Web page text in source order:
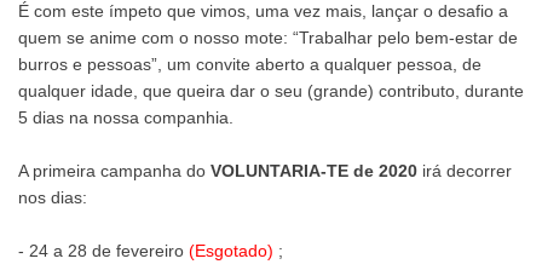
É com este ímpeto que vimos, uma vez mais, lançar o desafio a
quem se anime com o nosso mote: “Trabalhar pelo bem-estar de
burros e pessoas”, um convite aberto a qualquer pessoa, de
qualquer idade, que queira dar o seu (grande) contributo, durante
5 dias na nossa companhia.
A primeira campanha do VOLUNTARIA-TE de 2020 irá decorrer
nos dias:
- 24 a 28 de fevereiro (Esgotado) ;